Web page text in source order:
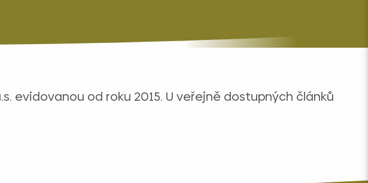
evidovanou od roku 2015. U veřejně dostupných článků